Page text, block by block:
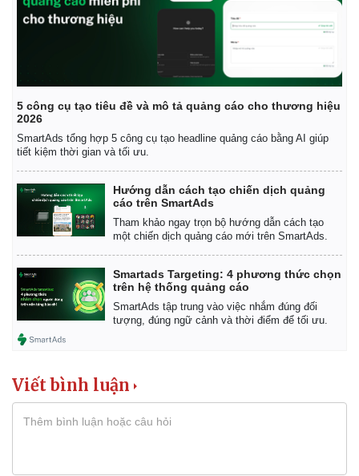
Giá vàng
Tiêu dùng
Tỷ giá
Chứng khoán
5 công cụ tạo tiêu đề và mô tả quảng cáo cho thương hiệu
2026
SmartAds tổng hợp 5 công cụ tạo headline quảng cáo bằng AI giúp
tiết kiệm thời gian và tối ưu.
Hướng dẫn cách tạo chiến dịch quảng
cáo trên SmartAds
Tham khảo ngay trọn bộ hướng dẫn cách tạo
một chiến dịch quảng cáo mới trên SmartAds.
Smartads Targeting: 4 phương thức chọn
trên hệ thống quảng cáo
SmartAds tập trung vào việc nhắm đúng đối
tượng, đúng ngữ cảnh và thời điểm để tối ưu.
Viết bình luận